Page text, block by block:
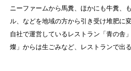
ニーファームから馬糞、ほかにも牛糞、
ル、などを地域の方から引き受け堆肥に
自社で運営しているレストラン「青の舎
燦」からは生ごみなど、レストランで出